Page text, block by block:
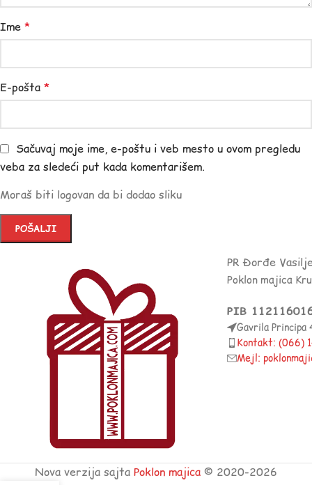
Ime *
E-pošta *
Sačuvaj moje ime, e-poštu i veb mesto u ovom pregledu
veba za sledeći put kada komentarišem.
Moraš biti logovan da bi dodao sliku
PR Đorđe
Poklon majica
PIB
Gavrila Principa
Kontakt: (066)
Mejl:
Nova verzija sajta Poklon majica © 2020-2026